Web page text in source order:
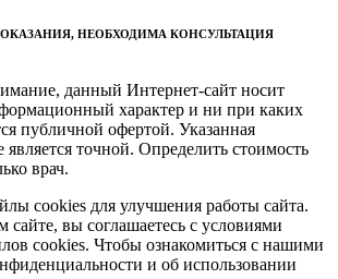
НЕОБХОДИМА КОНСУЛЬТАЦИЯ
данный Интернет-сайт носит
характер и ни при каких
публичной офертой. Указанная
является точной. Определить стоимость
врач.
cookies для улучшения работы сайта.
сайте, вы соглашаетесь с условиями
cookies. Чтобы ознакомиться с нашими
и об использовании